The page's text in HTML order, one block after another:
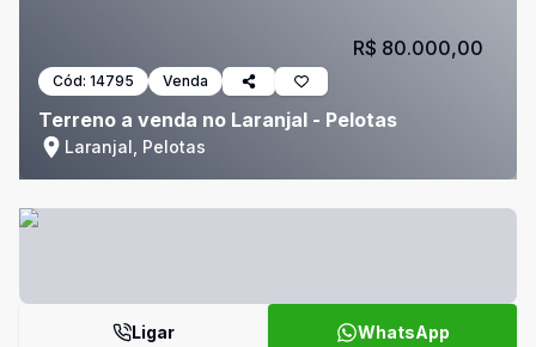
Cód: 14795 Venda
Terreno a venda no Laranjal - Pelotas
Laranjal, Pelotas
R$ 80.000,00
Ligar WhatsApp